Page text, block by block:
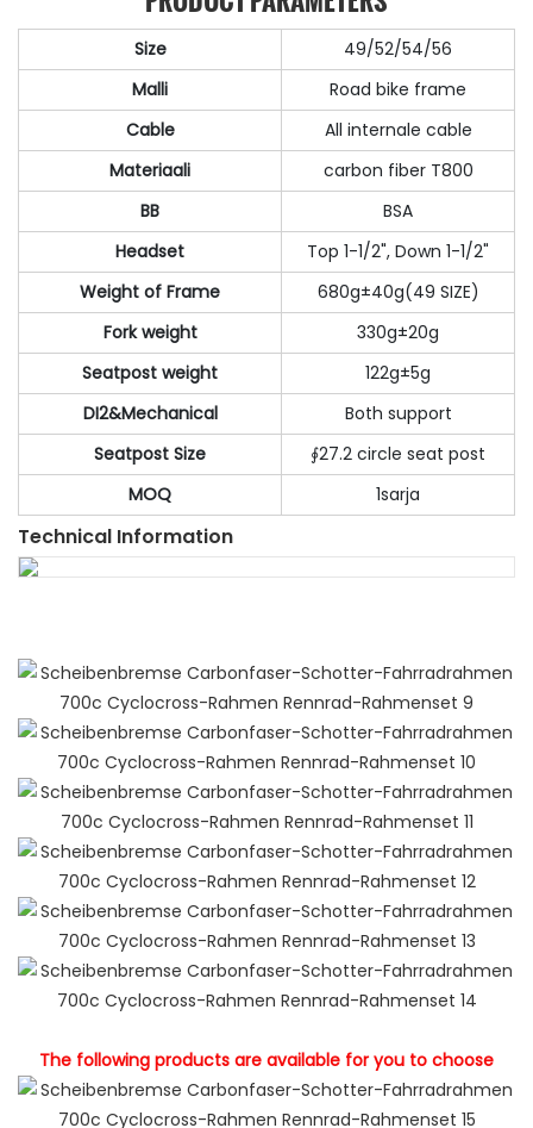
Size
49/52/54/56
Malli
Road bike frame
Cable
All internale cable
Materiaali
carbon fiber T800
BB
BSA
Headset
Top 1-1/2", Down 1-1/2"
Weight of Frame
680g±40g(49 SIZE)
Fork weight
330g±20g
Seatpost weight
122g±5g
DI2&Mechanical
Both support
Seatpost Size
∮27.2 circle seat post
MOQ
1sarja
Technical Information
The following products are available for you to choose